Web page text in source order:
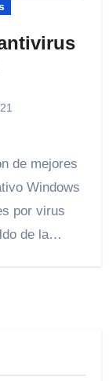
Windows
por virus
de la…